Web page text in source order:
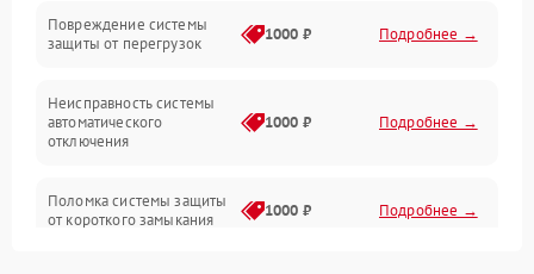
Электропитание
Механика
Корпус/Герметичность
Повреждение системы
защиты от перегрузок
1000 ₽ Подробнее →
Неисправность системы
автоматического
отключения
1000 ₽ Подробнее →
Поломка системы защиты
от короткого замыкания
1000 ₽ Подробнее →